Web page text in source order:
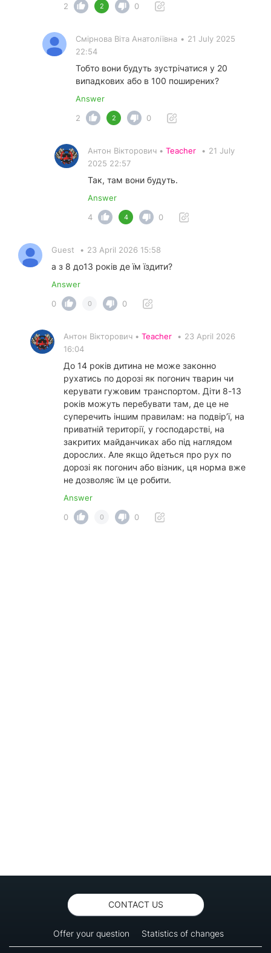
2
2 0
Смірнова Віта Анатоліївна • 21 July 2025
22:54
Тобто вони будуть зустрічатися у 20
випадкових або в 100 поширених?
Answer
2
2 0
Антон Вікторович • Teacher • 21 July
2025 22:57
Так, там вони будуть.
Answer
4
4 0
Guest • 23 April 2026 15:58
а з 8 до13 років де їм їздити?
Answer
0
0 0
Антон Вікторович • Teacher • 23 April 2026
16:04
До 14 років дитина не може законно
рухатись по дорозі як погонич тварин чи
керувати гужовим транспортом. Діти 8-13
років можуть перебувати там, де це не
суперечить іншим правилам: на подвір’ї, на
приватній території, у господарстві, на
закритих майданчиках або під наглядом
дорослих. Але якщо йдеться про рух по
дорозі як погонич або візник, ця норма вже
не дозволяє їм це робити.
Answer
0
0 0
CONTACT US
Offer your question Statistics of changes